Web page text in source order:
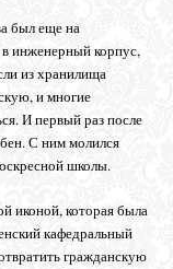
был еще на
инженерный корпус,
из хранилища
и многие
И первый раз после
С ним молился
школы.
иконой, которая была
кафедральный
гражданскую